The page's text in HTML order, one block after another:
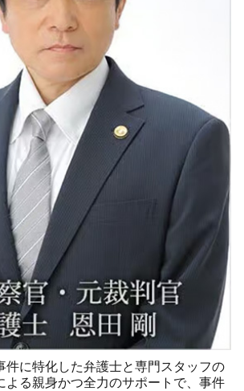
件に特化した弁護士と専門スタッフの
よる親身かつ全力のサポートで、事件